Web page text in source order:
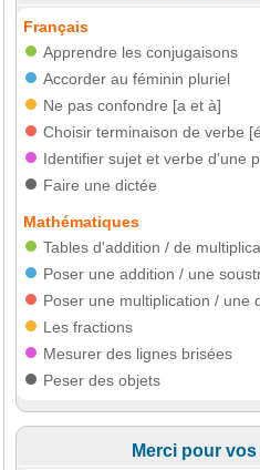
Français
Apprendre les conjugaisons
Accorder au féminin pluriel
Ne pas confondre [a et à]
Choisir terminaison de verbe
Identifier sujet et verbe d'une
Faire une dictée
Mathématiques
Tables d'addition / de
Poser une addition / une
Poser une multiplication / une
Les fractions
Mesurer des lignes brisées
Peser des objets
Merci pour